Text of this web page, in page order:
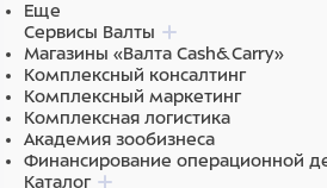
Еще
Сервисы Валты
Магазины «Валта Cash&Carry»
Комплексный консалтинг
Комплексный маркетинг
Комплексная логистика
Академия зообизнеса
Финансирование операционной
Каталог